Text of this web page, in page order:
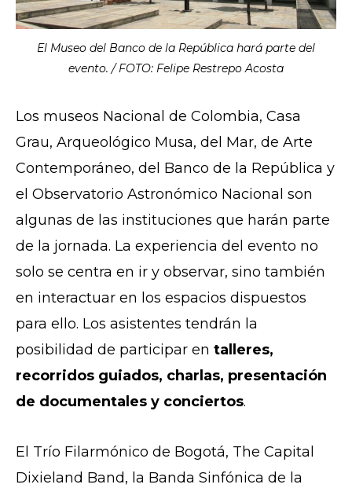
El Museo del Banco de la República hará parte del
evento. / FOTO: Felipe Restrepo Acosta
Los museos Nacional de Colombia, Casa
Grau, Arqueológico Musa, del Mar, de Arte
Contemporáneo, del Banco de la República y
el Observatorio Astronómico Nacional son
algunas de las instituciones que harán parte
de la jornada. La experiencia del evento no
solo se centra en ir y observar, sino también
en interactuar en los espacios dispuestos
para ello. Los asistentes tendrán la
posibilidad de participar en talleres,
recorridos guiados, charlas, presentación
de documentales y conciertos.
El Trío Filarmónico de Bogotá, The Capital
Dixieland Band, la Banda Sinfónica de la